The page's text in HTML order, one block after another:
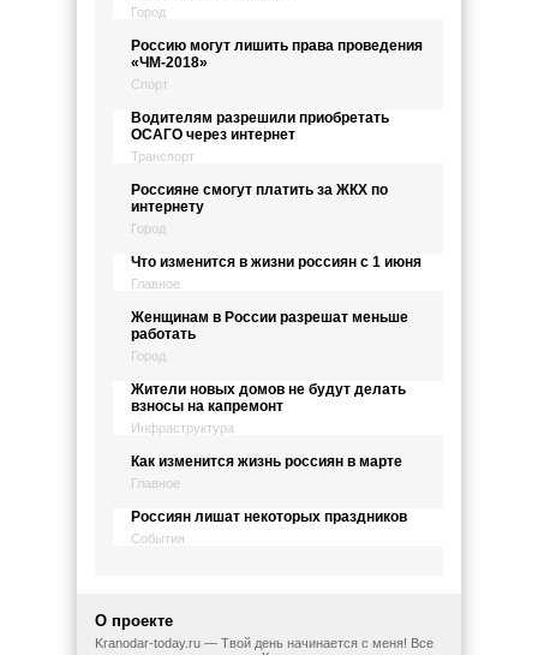
Город
Россию могут лишить права проведения
«ЧМ-2018»
Спорт
Водителям разрешили приобретать
ОСАГО через интернет
Транспорт
Россияне смогут платить за ЖКХ по
интернету
Город
Что изменится в жизни россиян с 1 июня
Главное
Женщинам в России разрешат меньше
работать
Город
Жители новых домов не будут делать
взносы на капремонт
Инфраструктура
Как изменится жизнь россиян в марте
Главное
Россиян лишат некоторых праздников
События
О проекте
Kranodar-today.ru — Твой день начинается с меня! Все